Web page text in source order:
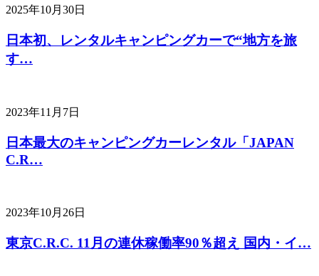
2025年10月30日
日本初、レンタルキャンピングカーで“地方を旅
す…
2023年11月7日
日本最大のキャンピングカーレンタル「JAPAN
C.R…
2023年10月26日
東京C.R.C. 11月の連休稼働率90％超え 国内・イ…